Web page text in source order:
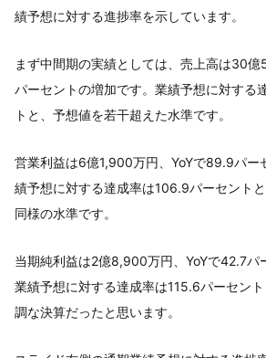
績予想に対する進捗率を示しています。
まず中間期の実績としては、売上高は30
パーセントの増加です。業績予想に対する
トと、予想値を若干超えた水準です。
営業利益は6億1,900万円、YoYで89.9パー
績予想に対する達成率は106.9パーセント
同様の水準です。
当期純利益は2億8,900万円、YoYで42.7パ
業績予想に対する達成率は115.6パーセン
調な決算だったと思います。